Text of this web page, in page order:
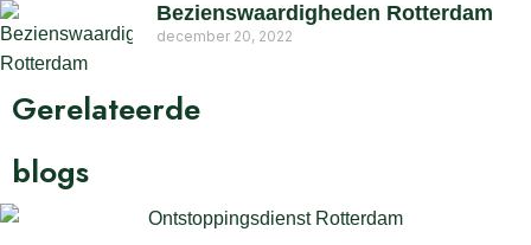
Bezienswaardigheden Rotterdam
december 20, 2022
Gerelateerde
blogs